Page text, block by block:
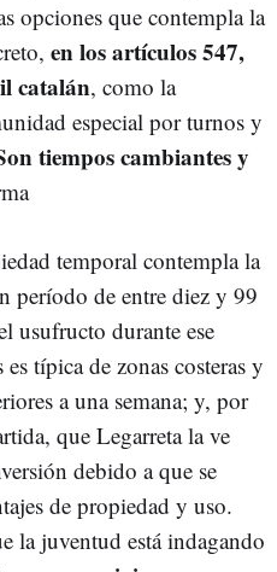
opciones que contempla la
en los artículos 547,
catalán, como la
especial por turnos y
tiempos cambiantes y
temporal contempla la
período de entre diez y 99
usufructo durante ese
típica de zonas costeras y
a una semana; y, por
que Legarreta la ve
debido a que se
de propiedad y uso.
la juventud está indagando